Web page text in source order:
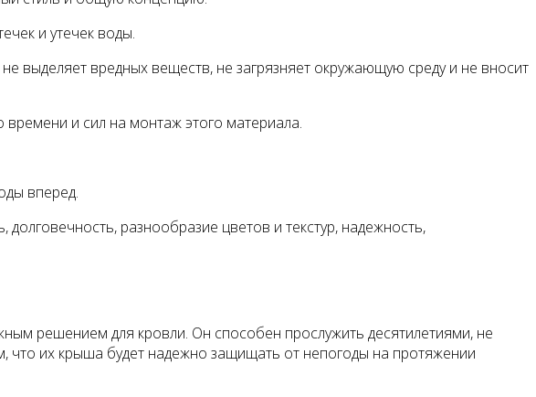
и утечек воды.
выделяет вредных веществ, не загрязняет окружающую среду и не вносит
и сил на монтаж этого материала.
вперед.
разнообразие цветов и текстур, надежность,
решением для кровли. Он способен прослужить десятилетиями, не
что их крыша будет надежно защищать от непогоды на протяжении